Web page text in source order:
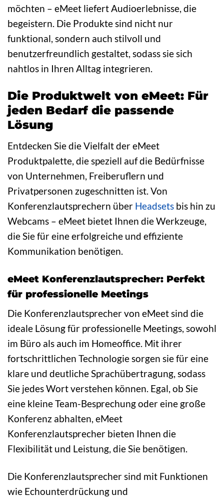
möchten – eMeet liefert Audioerlebnisse, die
begeistern. Die Produkte sind nicht nur
funktional, sondern auch stilvoll und
benutzerfreundlich gestaltet, sodass sie sich
nahtlos in Ihren Alltag integrieren.
Die Produktwelt von eMeet: Für
jeden Bedarf die passende
Lösung
Entdecken Sie die Vielfalt der eMeet
Produktpalette, die speziell auf die Bedürfnisse
von Unternehmen, Freiberuflern und
Privatpersonen zugeschnitten ist. Von
Konferenzlautsprechern über Headsets bis hin zu
Webcams – eMeet bietet Ihnen die Werkzeuge,
die Sie für eine erfolgreiche und effiziente
Kommunikation benötigen.
eMeet Konferenzlautsprecher: Perfekt
für professionelle Meetings
Die Konferenzlautsprecher von eMeet sind die
ideale Lösung für professionelle Meetings, sowohl
im Büro als auch im Homeoffice. Mit ihrer
fortschrittlichen Technologie sorgen sie für eine
klare und deutliche Sprachübertragung, sodass
Sie jedes Wort verstehen können. Egal, ob Sie
eine kleine Team-Besprechung oder eine große
Konferenz abhalten, eMeet
Konferenzlautsprecher bieten Ihnen die
Flexibilität und Leistung, die Sie benötigen.
Die Konferenzlautsprecher sind mit Funktionen
wie Echounterdrückung und